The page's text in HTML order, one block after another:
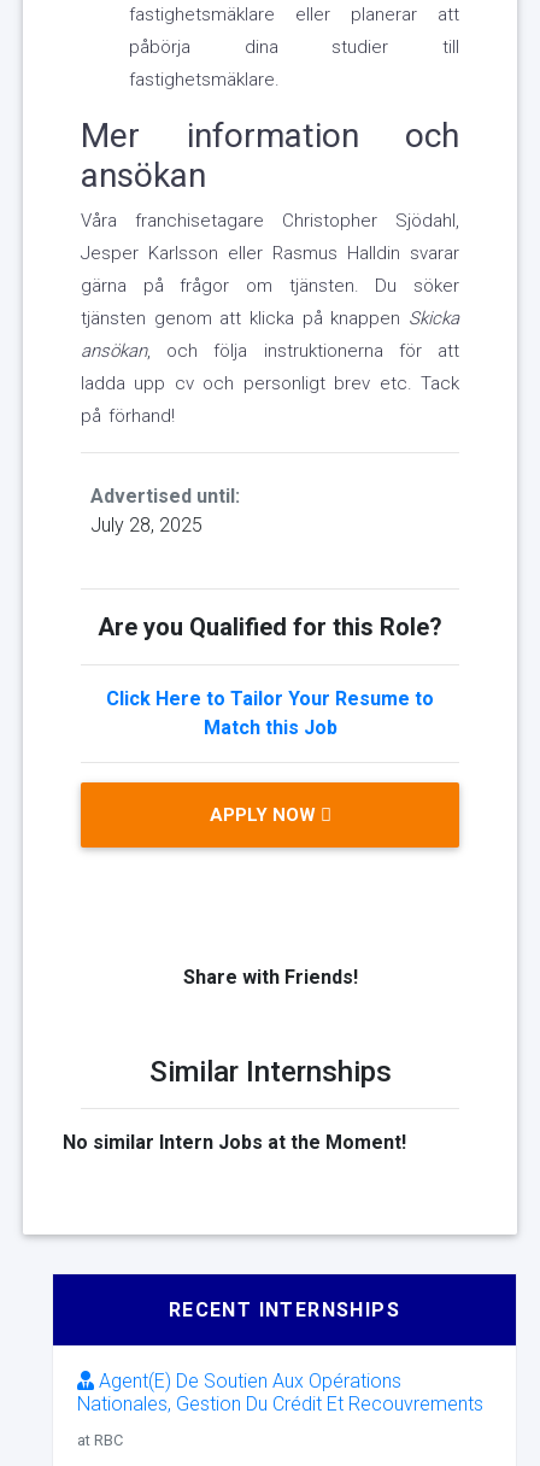
fastighetsmäklare eller planerar att
påbörja dina studier till
fastighetsmäklare.
Mer information och
ansökan
Våra franchisetagare Christopher Sjödahl,
Jesper Karlsson eller Rasmus Halldin svarar
gärna på frågor om tjänsten. Du söker
tjänsten genom att klicka på knappen Skicka
ansökan, och följa instruktionerna för att
ladda upp cv och personligt brev etc. Tack
på förhand!
Advertised until:
July 28, 2025
Are you Qualified for this Role?
Click Here to Tailor Your Resume to
Match this Job
APPLY NOW
Share with Friends!
Similar Internships
No similar Intern Jobs at the Moment!
RECENT INTERNSHIPS
Agent(E) De Soutien Aux Opérations
Nationales, Gestion Du Crédit Et Recouvrements
at RBC